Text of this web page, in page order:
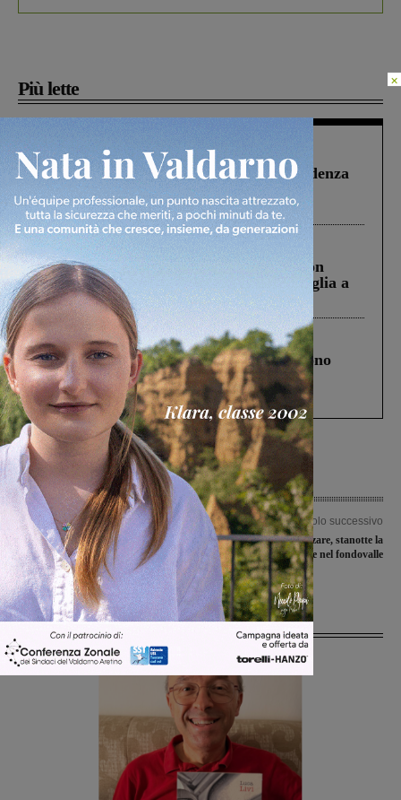
Più lette
Figline Incisa Valdarno 1 Agosto 2026
Piscina di Figline finanziata oltre la scadenza
Pnrr, il gruppo di Fratelli d’Italia: “Un
ringraziamento al Governo”
Cronaca 3 Agosto 2026
Scomparso da una struttura di Castiglion
Fiorentino l’uomo che aveva ucciso la figlia a
Levane nel 2020
Cronaca 4 Agosto 2026
Un anno fa la strage in A1 in cui morirono
Gianni, Giulia e Franco. Lo schianto, il
processo, lo stop ai sorpassi fra tir....
Articolo precedente
Publiacqua al lavoro sulla rete idrica
di Gaville, tratto di strada chiuso fino
ad ottobre
Articolo successivo
Lotta alle zanzare, stanotte la
disinfestazione nel fondovalle
Ultime Notizie
×